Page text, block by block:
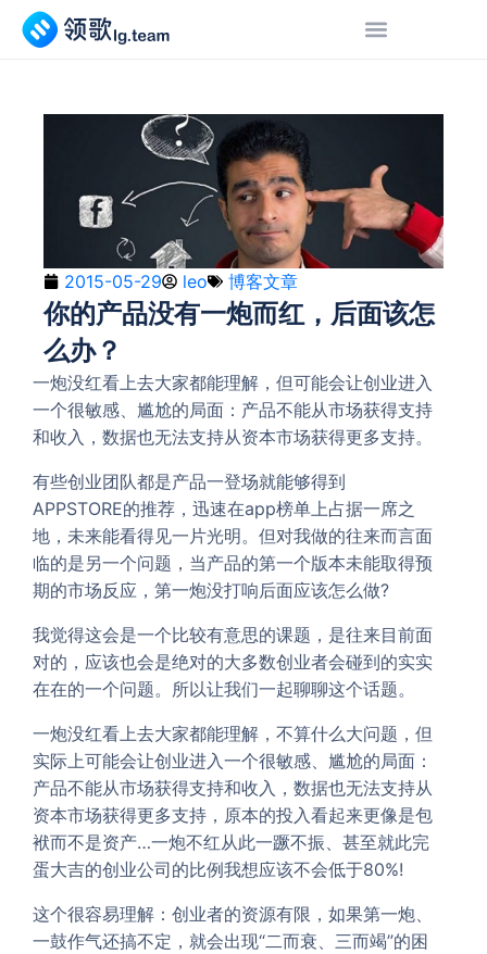
2015-05-29 leo 博客文章
你的产品没有一炮而红，后面该怎
么办？
一炮没红看上去大家都能理解，但可能会让创业进入
一个很敏感、尴尬的局面：产品不能从市场获得支持
和收入，数据也无法支持从资本市场获得更多支持。
有些创业团队都是产品一登场就能够得到
APPSTORE的推荐，迅速在app榜单上占据一席之
地，未来能看得见一片光明。但对我做的往来而言面
临的是另一个问题，当产品的第一个版本未能取得预
期的市场反应，第一炮没打响后面应该怎么做?
我觉得这会是一个比较有意思的课题，是往来目前面
对的，应该也会是绝对的大多数创业者会碰到的实实
在在的一个问题。所以让我们一起聊聊这个话题。
一炮没红看上去大家都能理解，不算什么大问题，但
实际上可能会让创业进入一个很敏感、尴尬的局面：
产品不能从市场获得支持和收入，数据也无法支持从
资本市场获得更多支持，原本的投入看起来更像是包
袱而不是资产…一炮不红从此一蹶不振、甚至就此完
蛋大吉的创业公司的比例我想应该不会低于80%!
这个很容易理解：创业者的资源有限，如果第一炮、
一鼓作气还搞不定，就会出现“二而衰、三而竭”的困